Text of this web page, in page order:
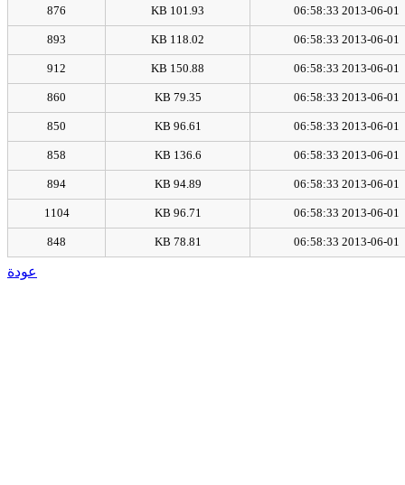
2013-06-01 06:58:33
101.93 KB
876
2013-06-01 06:58:33
118.02 KB
893
2013-06-01 06:58:33
150.88 KB
912
2013-06-01 06:58:33
79.35 KB
860
2013-06-01 06:58:33
96.61 KB
850
2013-06-01 06:58:33
136.6 KB
858
2013-06-01 06:58:33
94.89 KB
894
2013-06-01 06:58:33
96.71 KB
1104
2013-06-01 06:58:33
78.81 KB
848
عودة